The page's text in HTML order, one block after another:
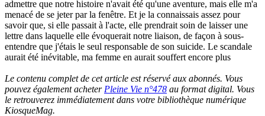
admettre que notre histoire n'avait été qu'une aventure, mais elle m'a
menacé de se jeter par la fenêtre. Et je la connaissais assez pour
savoir que, si elle passait à l'acte, elle prendrait soin de laisser une
lettre dans laquelle elle évoquerait notre liaison, de façon à sous-
entendre que j'étais le seul responsable de son suicide. Le scandale
aurait été inévitable, ma femme en aurait souffert encore plus
Le contenu complet de cet article est réservé aux abonnés. Vous
pouvez également acheter Pleine Vie n°478 au format digital. Vous
le retrouverez immédiatement dans votre bibliothèque numérique
KiosqueMag.